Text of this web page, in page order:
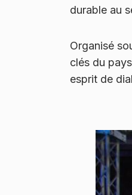
durable au
Organisé
clés du
esprit de